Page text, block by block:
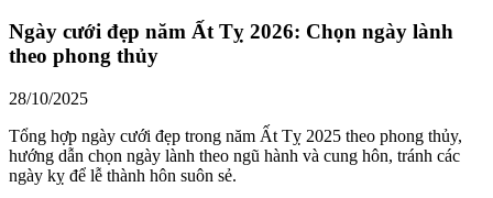
Ngày cưới đẹp năm Ất Tỵ 2026: Chọn ngày lành
theo phong thủy
28/10/2025
Tổng hợp ngày cưới đẹp trong năm Ất Tỵ 2025 theo phong thủy,
hướng dẫn chọn ngày lành theo ngũ hành và cung hôn, tránh các
ngày kỵ để lễ thành hôn suôn sẻ.